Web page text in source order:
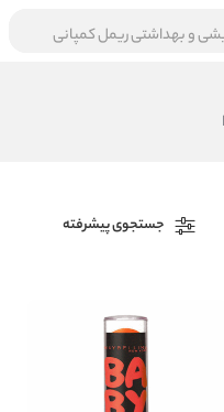
جستجوی پیشرفته